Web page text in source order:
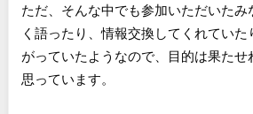
ただ、そんな中でも参加いただいた
く語ったり、情報交換してくれていた
がっていたようなので、目的は果たせ
思っています。